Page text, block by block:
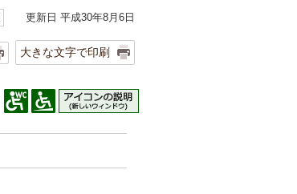
更新日 平成30年8月6日
大きな文字で印刷